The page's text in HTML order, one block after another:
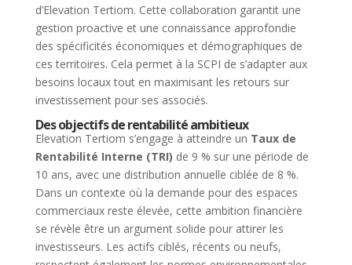
d’Elevation Tertiom. Cette collaboration garantit une
gestion proactive et une connaissance approfondie
des spécificités économiques et démographiques de
ces territoires. Cela permet à la SCPI de s’adapter aux
besoins locaux tout en maximisant les retours sur
investissement pour ses associés.
Des objectifs de rentabilité ambitieux
Elevation Tertiom s’engage à atteindre un Taux de
Rentabilité Interne (TRI) de 9 % sur une période de
10 ans, avec une distribution annuelle ciblée de 8 %.
Dans un contexte où la demande pour des espaces
commerciaux reste élevée, cette ambition financière
se révèle être un argument solide pour attirer les
investisseurs. Les actifs ciblés, récents ou neufs,